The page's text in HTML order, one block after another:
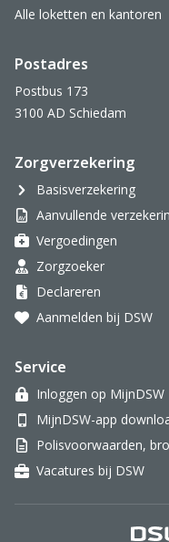
Alle loketten en kantoren
Postadres
Postbus 173
3100 AD Schiedam
Zorgverzekering
Basisverzekering
Aanvullende
Vergoedingen
Zorgzoeker
Declareren
Aanmelden bij DSW
Service
Inloggen op MijnDSW
MijnDSW-app
Polisvoorwaarden,
Vacatures bij DSW